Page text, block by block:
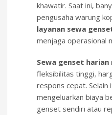
khawatir. Saat ini,
pengusaha warung
layanan sewa
menjaga operasional
Sewa genset harian
fleksibilitas tinggi,
respons cepat. Selain
mengeluarkan biaya
genset sendiri atau